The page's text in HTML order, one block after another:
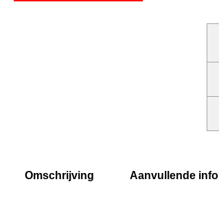
Omschrijving Aanvullende info